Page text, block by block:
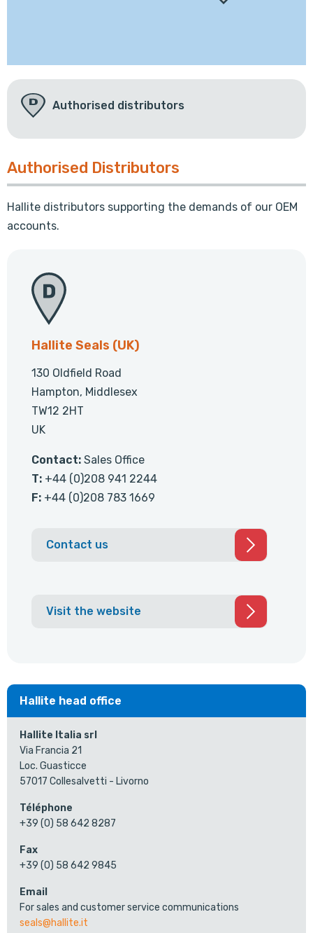
Authorised distributors
Authorised Distributors
Hallite distributors supporting the demands of our OEM
accounts.
Hallite Seals (UK)
130 Oldfield Road
Hampton, Middlesex
TW12 2HT
UK
Contact: Sales Office
T: +44 (0)208 941 2244
F: +44 (0)208 783 1669
Contact us
Visit the website
Hallite head office
Hallite Italia srl
Via Francia 21
Loc. Guasticce
57017 Collesalvetti - Livorno
Téléphone
+39 (0) 58 642 8287
Fax
+39 (0) 58 642 9845
Email
For sales and customer service communications
seals@hallite.it